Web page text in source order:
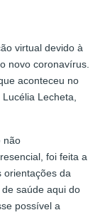
virtual devido à
novo coronavírus.
aconteceu no
Lecheta,
não
foi feita a
orientações da
saúde aqui do
possível a